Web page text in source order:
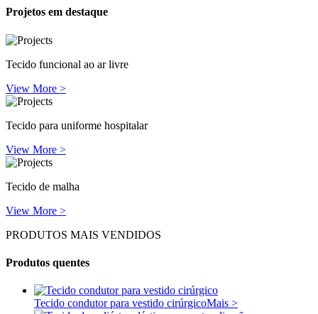
Projetos em destaque
Tecido funcional ao ar livre
View More >
Tecido para uniforme hospitalar
View More >
Tecido de malha
View More >
PRODUTOS MAIS VENDIDOS
Produtos quentes
Tecido condutor para vestido cirúrgicoMais >